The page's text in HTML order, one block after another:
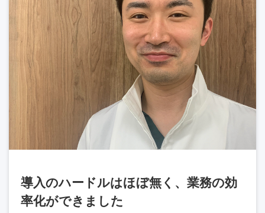
導入のハードルはほぼ無く、業務の効
率化ができました